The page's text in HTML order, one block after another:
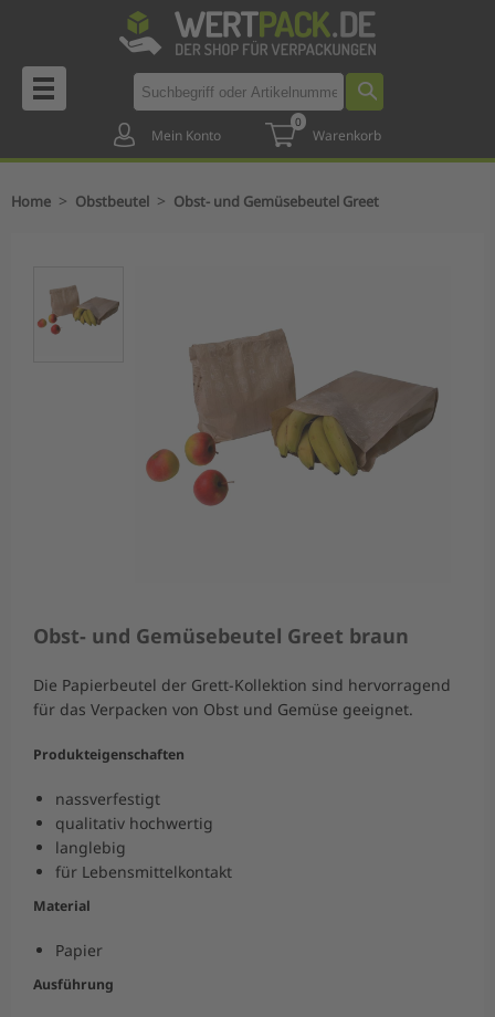
Mein Konto
0
Warenkorb
Home > Obstbeutel > Obst- und Gemüsebeutel Greet
Obst- und Gemüsebeutel Greet braun
Die Papierbeutel der Grett-Kollektion sind hervorragend
für das Verpacken von Obst und Gemüse geeignet.
Produkteigenschaften
nassverfestigt
qualitativ hochwertig
langlebig
für Lebensmittelkontakt
Material
Papier
Ausführung